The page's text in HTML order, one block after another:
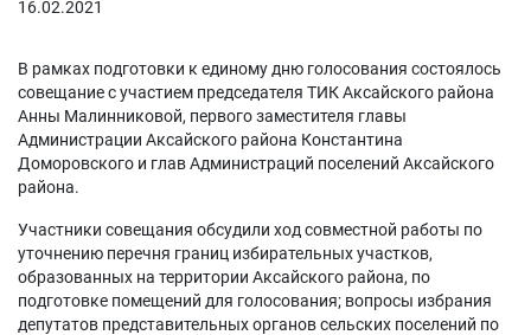
16.02.2021
В рамках подготовки к единому дню голосования состоялось
совещание с участием председателя ТИК Аксайского района
Анны Малинниковой, первого заместителя главы
Администрации Аксайского района Константина
Доморовского и глав Администраций поселений Аксайского
района.
Участники совещания обсудили ход совместной работы по
уточнению перечня границ избирательных участков,
образованных на территории Аксайского района, по
подготовке помещений для голосования; вопросы избрания
депутатов представительных органов сельских поселений по